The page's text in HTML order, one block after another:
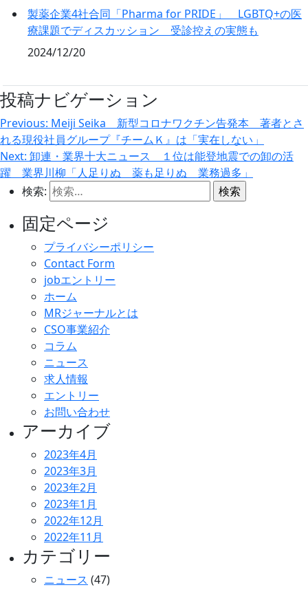
製薬企業4社合同「Pharma for PRIDE」 LGBTQ+の医
療課題でディスカッション 受診控えの実態も
2024/12/20
投稿ナビゲーション
Previous: Meiji Seika 新型コロナワクチン告発本 著者とさ
れる現役社員グループ『チームＫ』は「実在しない」
Next: 卸連・業界十大ニュース １位は能登地震での卸の活
躍 業界川柳「人足りぬ 薬も足りぬ 業務過多」
検索:
固定ページ
プライバシーポリシー
Contact Form
jobエントリー
ホーム
MRジャーナルとは
CSO事業紹介
コラム
ニュース
求人情報
エントリー
お問い合わせ
アーカイブ
2023年4月
2023年3月
2023年2月
2023年1月
2022年12月
2022年11月
カテゴリー
ニュース (47)